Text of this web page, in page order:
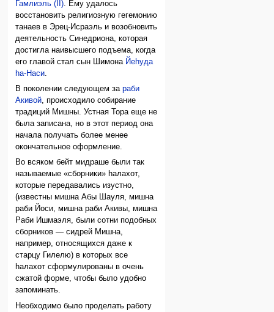
Гамлиэль (II) . Ему удалось
восстановить религиозную гегемонию
танаев в Эрец-Исраэль и возобновить
деятельность Синедриона, которая
достигла наивысшего подъема, когда
его главой стал сын Шимона Йеhуда
hа-Наси
В поколении следующем зараби
Акивой, происходило собирание
традиций Мишны. Устная Тора еще не
была записана, но в этот период она
начала получать более менее
окончательное оформление.
Во всяком бейт мидраше были так
называемые «сборники» hалахот,
которые передавались изустно,
(известны мишна Абы Шауля, мишна
раби Йоси, мишна раби Акивы, мишна
Раби Ишмаэля, были сотни подобных
сборников — сидрей Мишна,
например, относящихся даже к
старцу Гилелю) в которых все
hалахот сформулированы в очень
сжатой форме, чтобы было удобно
запоминать.
Необходимо было проделать работу